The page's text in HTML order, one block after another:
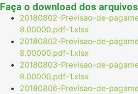
Faça o download dos
20180802-Previsao-de-
8.00000.pdf-1.xlsx
20180802-Previsao-de-
8.00000.pdf-1.xlsx
20180803-Previsao-de-
8.00000.pdf-1.xlsx
20180806-Previsao-de-